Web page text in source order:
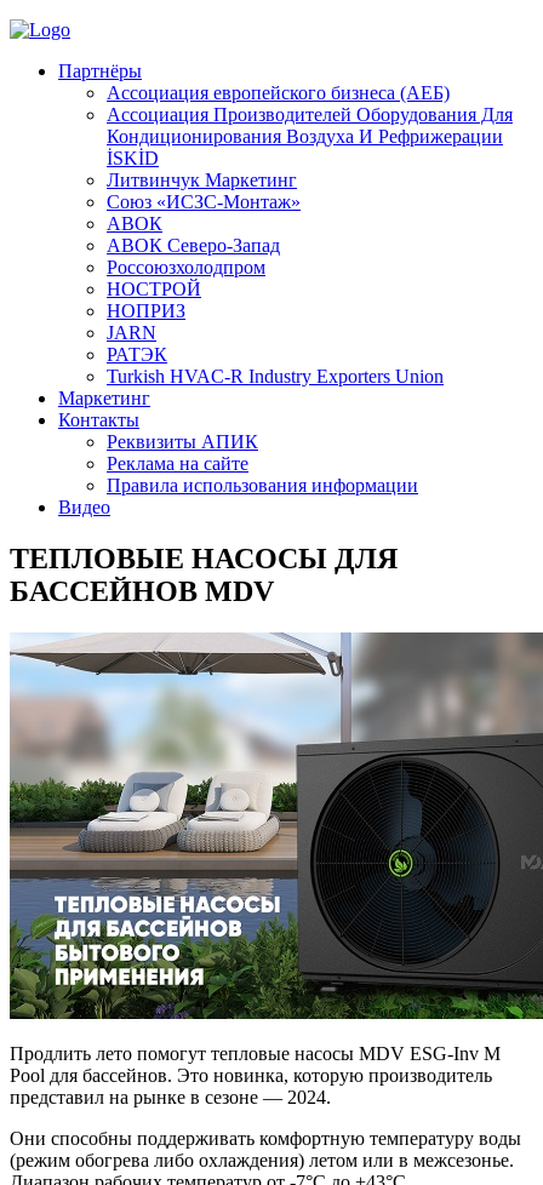
Партнёры
Ассоциация европейского бизнеса (АЕБ)
Aссоциация Производителей Оборудования Для
Кондиционирования Воздуха И Рефрижерации
İSKİD
Литвинчук Маркетинг
Союз «ИСЗС-Монтаж»
АВОК
АВОК Северо-Запад
Россоюзхолодпром
НОСТРОЙ
НОПРИЗ
JARN
РАТЭК
Turkish HVAC-R Industry Exporters Union
Маркетинг
Контакты
Реквизиты АПИК
Реклама на сайте
Правила использования информации
Видео
ТЕПЛОВЫЕ НАСОСЫ ДЛЯ
БАССЕЙНОВ MDV
Продлить лето помогут тепловые насосы MDV ESG-Inv M
Pool для бассейнов. Это новинка, которую производитель
представил на рынке в сезоне — 2024.
Они способны поддерживать комфортную температуру воды
(режим обогрева либо охлаждения) летом или в межсезонье.